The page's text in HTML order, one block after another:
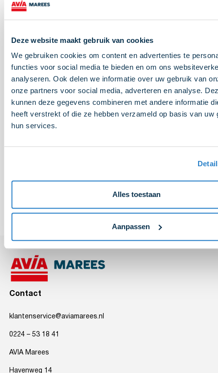
Deze website maakt gebruik van cookies
We gebruiken cookies om content en advertenties te
functies voor social media te bieden en om ons
analyseren. Ook delen we informatie over uw gebruik van
onze partners voor social media, adverteren en analyse.
kunnen deze gegevens combineren met andere informatie
heeft verstrekt of die ze hebben verzameld op basis van uw
hun services.
Alles toestaan
Aanpassen
Partners In Beeld: De Graaf Afvalbeheer
Lees meer
07-05-2025
Partners In Beeld: de Patatoloog
Contact
klantenservice@aviamarees.nl
0224 – 53 18 41
AVIA Marees
Havenweg 14